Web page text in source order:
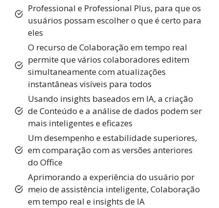
Professional e Professional Plus, para que os
usuários possam escolher o que é certo para
eles
O recurso de Colaboração em tempo real
permite que vários colaboradores editem
simultaneamente com atualizações
instantâneas visíveis para todos
Usando insights baseados em IA, a criação
de Conteúdo e a análise de dados podem ser
mais inteligentes e eficazes
Um desempenho e estabilidade superiores,
em comparação com as versões anteriores
do Office
Aprimorando a experiência do usuário por
meio de assistência inteligente, Colaboração
em tempo real e insights de IA